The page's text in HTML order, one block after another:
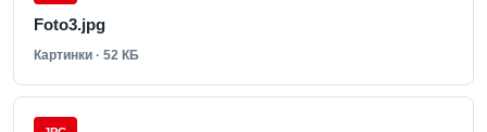
Foto3.jpg
Картинки · 52 КБ